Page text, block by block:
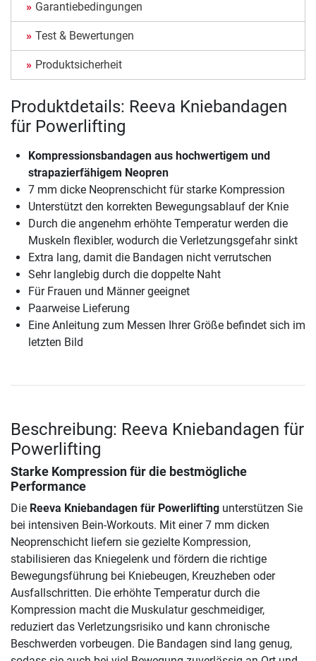
Garantiebedingungen
Test & Bewertungen
Produktsicherheit
Produktdetails: Reeva Kniebandagen
für Powerlifting
Kompressionsbandagen aus hochwertigem und
strapazierfähigem Neopren
7 mm dicke Neoprenschicht für starke Kompression
Unterstützt den korrekten Bewegungsablauf der Knie
Durch die angenehm erhöhte Temperatur werden die
Muskeln flexibler, wodurch die Verletzungsgefahr sinkt
Extra lang, damit die Bandagen nicht verrutschen
Sehr langlebig durch die doppelte Naht
Für Frauen und Männer geeignet
Paarweise Lieferung
Eine Anleitung zum Messen Ihrer Größe befindet sich im
letzten Bild
Beschreibung: Reeva Kniebandagen für
Powerlifting
Starke Kompression für die bestmögliche
Performance
Die Reeva Kniebandagen für Powerlifting unterstützen Sie
bei intensiven Bein-Workouts. Mit einer 7 mm dicken
Neoprenschicht liefern sie gezielte Kompression,
stabilisieren das Kniegelenk und fördern die richtige
Bewegungsführung bei Kniebeugen, Kreuzheben oder
Ausfallschritten. Die erhöhte Temperatur durch die
Kompression macht die Muskulatur geschmeidiger,
reduziert das Verletzungsrisiko und kann chronische
Beschwerden vorbeugen. Die Bandagen sind lang genug,